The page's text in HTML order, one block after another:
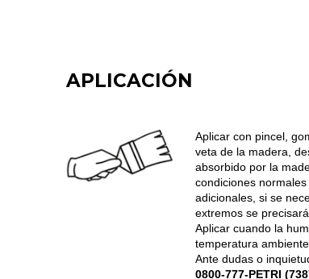
APLICACIÓN
Aplicar con pincel,
veta de la madera,
absorbido por la
condiciones
adicionales, si se
extremos se
Aplicar cuando la
temperatura
Ante dudas o
0800-777-PETRI